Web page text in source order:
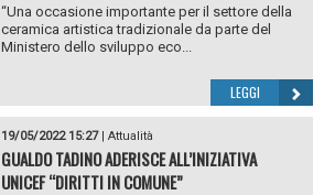
“Una occasione importante per il settore della
ceramica artistica tradizionale da parte del
Ministero dello sviluppo eco...
LEGGI
19/05/2022 15:27| Attualità
GUALDO TADINO ADERISCE ALL’INIZIATIVA
UNICEF “DIRITTI IN COMUNE”